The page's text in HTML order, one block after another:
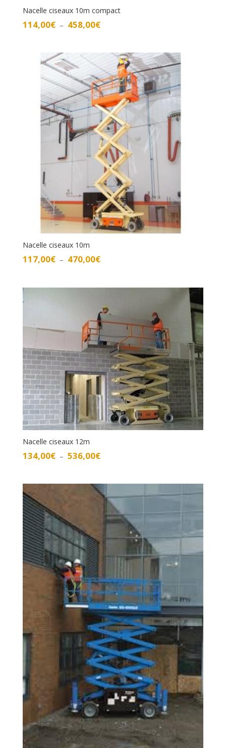
Nacelle ciseaux 10m compact
114,00€ – 458,00€Plage
114,00€
à
458,00€
Nacelle ciseaux 10m
117,00€ – 470,00€Plage
à
470,00€
Nacelle ciseaux 12m
134,00€ – 536,00€Plage
134,00€
à
536,00€